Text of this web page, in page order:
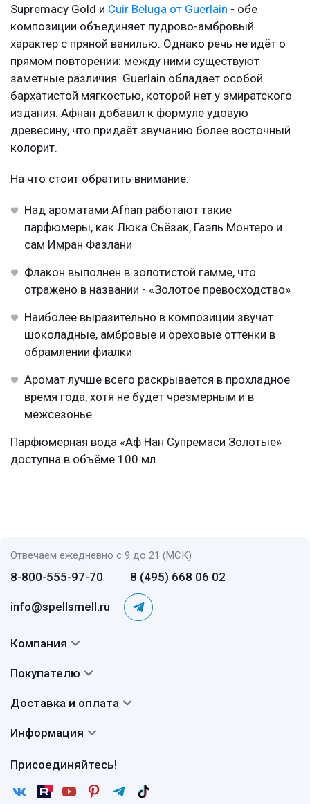
Supremacy Gold и Cuir Beluga от Guerlain - обе
композиции объединяет пудрово-амбровый
характер с пряной ванилью. Однако речь не идёт о
прямом повторении: между ними существуют
заметные различия. Guerlain обладает особой
бархатистой мягкостью, которой нет у эмиратского
издания. Афнан добавил к формуле удовую
древесину, что придаёт звучанию более восточный
колорит.
На что стоит обратить внимание:
Над ароматами Afnan работают такие
парфюмеры, как Люка Сьёзак, Гаэль Монтеро и
сам Имран Фазлани
Флакон выполнен в золотистой гамме, что
отражено в названии - «Золотое превосходство»
Наиболее выразительно в композиции звучат
шоколадные, амбровые и ореховые оттенки в
обрамлении фиалки
Аромат лучше всего раскрывается в прохладное
время года, хотя не будет чрезмерным и в
межсезонье
Парфюмерная вода «Аф Нан Супремаси Золотые»
доступна в объёме 100 мл.
Отвечаем ежедневно с 9 до 21 (МСК)
8-800-555-97-70 8 (495) 668 06 02
info@spellsmell.ru
Присоединяйтесь!
Компания
Авторы
Сертификаты
Покупателю
Вопросы и ответы
Отзывы
Доставка и оплата
Доставка
Возврат
Информация
Пользовательское соглашение